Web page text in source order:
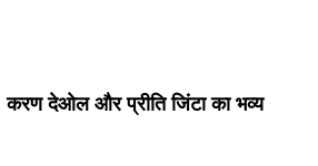
करण देओल और प्रीति जिंटा का भव्य